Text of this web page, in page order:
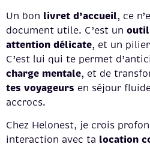
Un bon livret d’accueil, ce
document utile. C’est un
attention délicate, et un
C’est lui qui te permet
charge mentale, et de
tes voyageurs en séjour
accrocs.
Chez Helonest, je crois
interaction avec ta location